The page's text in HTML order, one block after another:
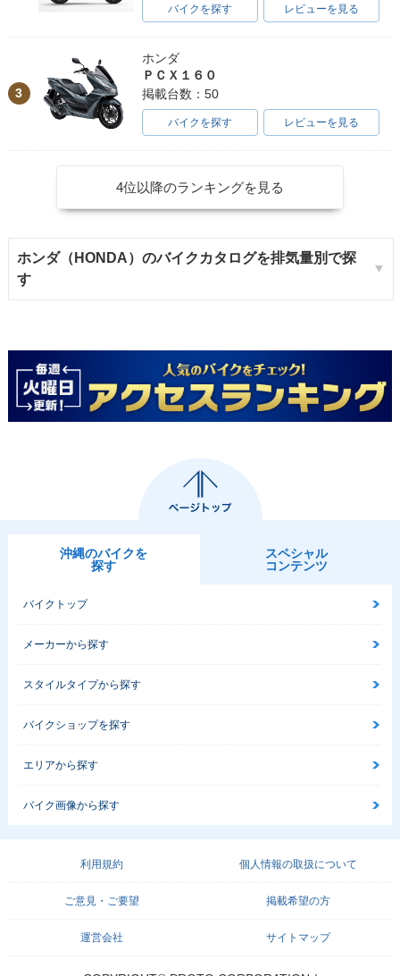
バイクを探す レビューを見る
3
ホンダ
ＰＣＸ１６０
掲載台数：50
バイクを探す レビューを見る
4位以降のランキングを見る
ホンダ（HONDA）のバイクカタログを排気量別で探
す
沖縄のバイクを
探す
スペシャル
コンテンツ
バイクトップ
メーカーから探す
スタイルタイプから探す
バイクショップを探す
エリアから探す
バイク画像から探す
利用規約 個人情報の取扱について
ご意見・ご要望 掲載希望の方
運営会社 サイトマップ